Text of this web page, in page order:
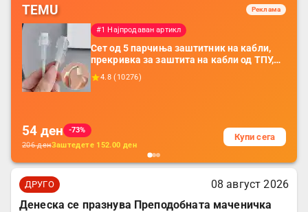
TEMU Реклама
#1 Најпродаван артикл
Сет од 5 парчиња заштитник на кабли,
прекривка за заштита на кабли од ТПУ,
додатоци за заштита на кабли, без
батерија, за мобилни телефони, комплет
4.8 (10276)
54 ден
-73%
206денЗаштедете 152.00 ден
Купи сега
ДРУГО
08 август 2026
Денеска се празнува Преподобната маченичка